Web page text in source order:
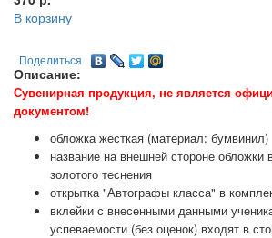
В корзину
Поделиться
Описание:
Сувенирная продукция, не является
документом!
обложка жесткая (материал: бумвинил)
название на внешней стороне
золотого теснения
открытка "Автографы класса" в
вклейки с внесенными данными
успеваемости (без оценок) входят в